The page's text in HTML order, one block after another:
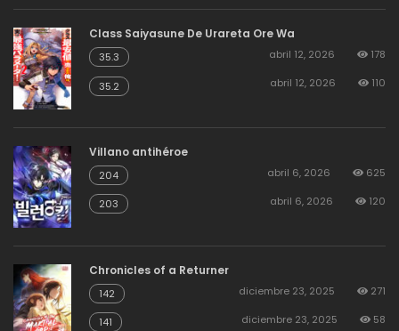
144 agosto 19, 2025
143
142 agosto 19, 2025
141 agosto 19, 2025 90
140 agosto 19, 2025
Class Saiyasune De Urareta Ore Wa
35.3 abril 12, 2026 178
35.2 abril 12, 2026 110
Villano antihéroe
204 abril 6, 2026 625
203 abril 6, 2026 120
Chronicles of a Returner
142 diciembre 23, 2025 271
141 diciembre 23, 2025 58